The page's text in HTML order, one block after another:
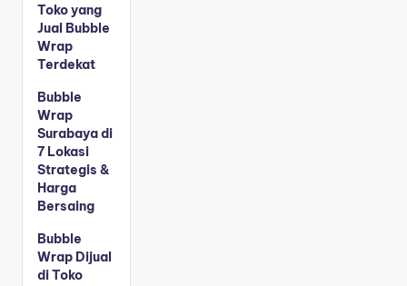
Toko yang
Jual Bubble
Wrap
Terdekat
Bubble
Wrap
Surabaya di
7 Lokasi
Strategis &
Harga
Bersaing
Bubble
Wrap Dijual
di Toko